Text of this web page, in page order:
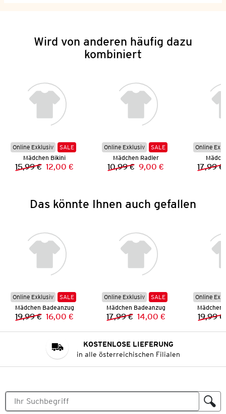
Wird von anderen häufig dazu
kombiniert
Online Exklusiv
SALE
Mädchen Bikini
Vorheriger Preis:
15,99 € Neuer Preis:
12,00 €
Online Exklusiv
SALE
Mädchen Radler
Vorheriger Preis:
10,99 € Neuer Preis:
9,00 €
Online
17,99 €
Das könnte Ihnen auch gefallen
Online Exklusiv
SALE
Mädchen Badeanzug
Vorheriger Preis:
19,99 € Neuer Preis:
16,00 €
Online Exklusiv
SALE
Mädchen Badeanzug
Vorheriger Preis:
17,99 € Neuer Preis:
14,00 €
Online
Mädchen
19,99 €
KOSTENLOSE LIEFERUNG
in alle österreichischen Filialen